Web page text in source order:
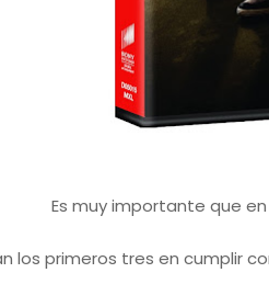
Es muy importante que
los primeros tres en cumplir